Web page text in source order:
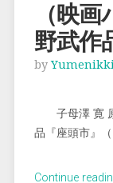
（映
野武作
by
子母澤 寛 原
品『座頭市』
Continue